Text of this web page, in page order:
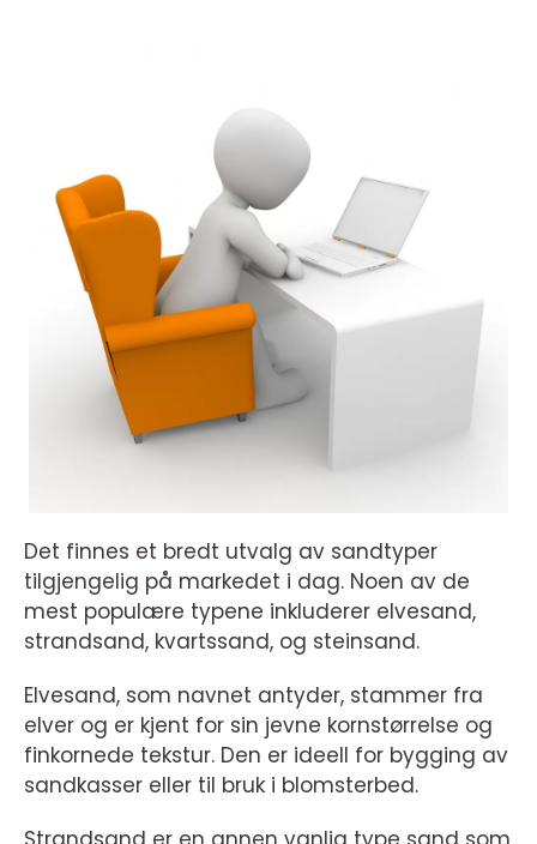
Det finnes et bredt utvalg av sandtyper
tilgjengelig på markedet i dag. Noen av de
mest populære typene inkluderer elvesand,
strandsand, kvartssand, og steinsand.
Elvesand, som navnet antyder, stammer fra
elver og er kjent for sin jevne kornstørrelse og
finkornede tekstur. Den er ideell for bygging av
sandkasser eller til bruk i blomsterbed.